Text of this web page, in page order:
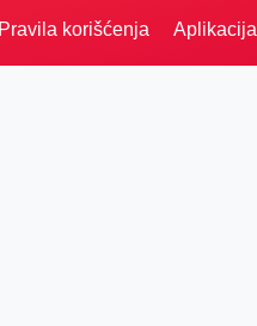
Pravila korišćenja Aplikacija